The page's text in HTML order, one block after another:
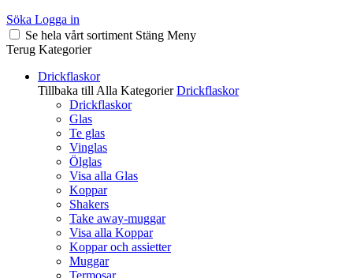
Söka Logga in
Se hela vårt sortiment Stäng Meny
Terug Kategorier
Drickflaskor
Tillbaka till Alla Kategorier Drickflaskor
Drickflaskor
Glas
Te glas
Vinglas
Ölglas
Visa alla Glas
Koppar
Shakers
Take away-muggar
Visa alla Koppar
Koppar och assietter
Muggar
Termosar